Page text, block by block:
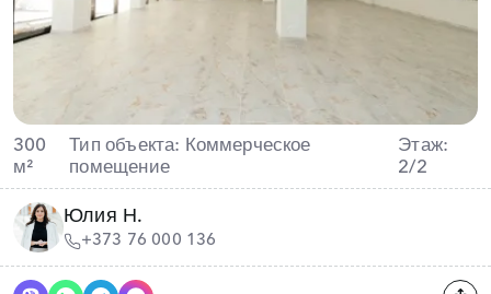
300
м²
Тип объекта: Коммерческое
помещение
Этаж:
2/2
Юлия Н.
+373 76 000 136